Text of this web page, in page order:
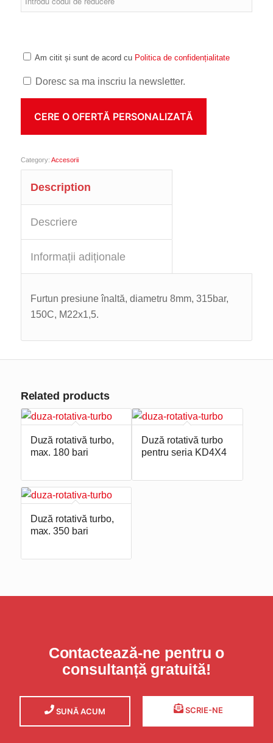
Am citit și sunt de acord cu Politica de confidențialitate
Doresc sa ma inscriu la newsletter.
Category: Accesorii
Description
Descriere
Informații adiționale
Furtun presiune înaltă, diametru 8mm, 315bar,
150C, M22x1,5.
Related products
Duză rotativă turbo,
max. 180 bari
Duză rotativă turbo
pentru seria KD4X4
Duză rotativă turbo,
max. 350 bari
Contactează-ne pentru o
consultanță gratuită!
SUNĂ ACUM SCRIE-NE